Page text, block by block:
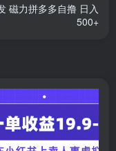
磁力拼多多自撸 日入
500+